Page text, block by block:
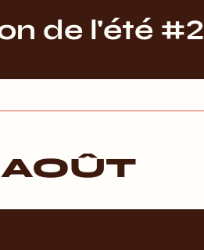
de l'été #2